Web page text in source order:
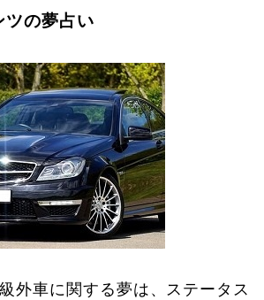
の夢占い
外車に関する夢は、ステータス